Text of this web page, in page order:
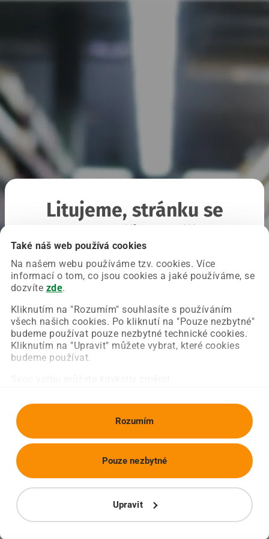
Také náš web používá cookies
Na našem webu používáme tzv. cookies. Více
informací o tom, co jsou cookies a jaké používáme, se
dozvíte zde.
Kliknutím na "Rozumím" souhlasíte s používáním
všech našich cookies. Po kliknutí na "Pouze nezbytné"
budeme používat pouze nezbytné technické cookies.
Kliknutím na "Upravit" můžete vybrat, které cookies
budeme používat.
Rozumím
Upravit
Pouze nezbytné
Litujeme, stránku se
Chyba nastala na naší straně a už ji opravujeme.
Zkuste prosím znovu načíst požadovanou stránku.
Obnovit stránku Úvodní strana